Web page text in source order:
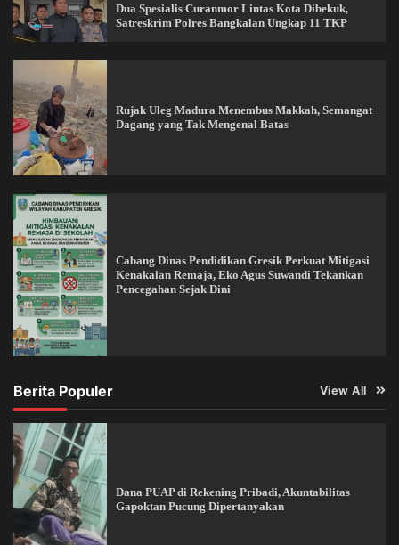
Dua Spesialis Curanmor Lintas Kota Dibekuk,
Satreskrim Polres Bangkalan Ungkap 11 TKP
Rujak Uleg Madura Menembus Makkah, Semangat
Dagang yang Tak Mengenal Batas
Cabang Dinas Pendidikan Gresik Perkuat Mitigasi
Kenakalan Remaja, Eko Agus Suwandi Tekankan
Pencegahan Sejak Dini
Berita Populer View All
Dana PUAP di Rekening Pribadi, Akuntabilitas
Gapoktan Pucung Dipertanyakan